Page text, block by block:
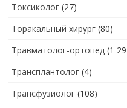
Токсиколог (27)
Торакальный хирург (80)
Травматолог-ортопед (1
Трансплантолог (4)
Трансфузиолог (108)